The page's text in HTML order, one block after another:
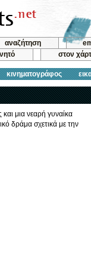
αναζήτηση
στον
κινηματογράφος
μια νεαρή γυναίκα
δράμα σχετικά με την